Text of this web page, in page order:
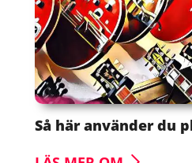
Så här använder du